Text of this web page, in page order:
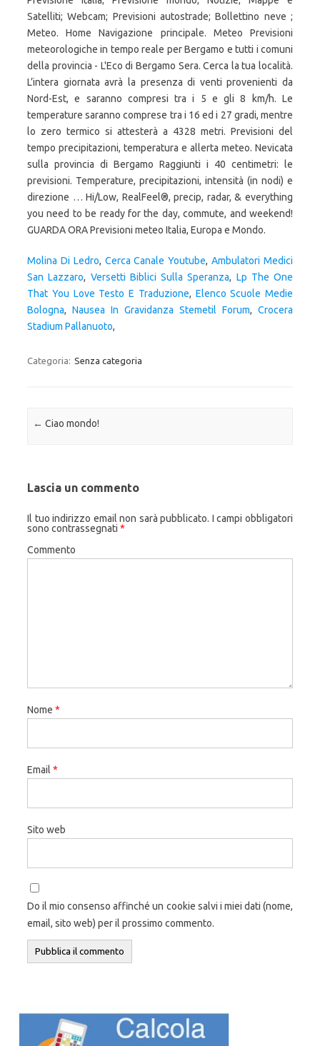
Satelliti; Webcam; Previsioni autostrade; Bollettino neve ;
Meteo. Home Navigazione principale. Meteo Previsioni
meteorologiche in tempo reale per Bergamo e tutti i comuni
della provincia - L'Eco di Bergamo Sera. Cerca la tua località.
L’intera giornata avrà la presenza di venti provenienti da
Nord-Est, e saranno compresi tra i 5 e gli 8 km/h. Le
temperature saranno comprese tra i 16 ed i 27 gradi, mentre
lo zero termico si attesterà a 4328 metri. Previsioni del
tempo precipitazioni, temperatura e allerta meteo. Nevicata
sulla provincia di Bergamo Raggiunti i 40 centimetri: le
previsioni. Temperature, precipitazioni, intensità (in nodi) e
direzione … Hi/Low, RealFeel®, precip, radar, & everything
you need to be ready for the day, commute, and weekend!
GUARDA ORA Previsioni meteo Italia, Europa e Mondo.
Molina Di Ledro, Cerca Canale Youtube,Ambulatori Medici
San Lazzaro, Versetti Biblici Sulla Speranza, Lp The One
That You Love Testo E Traduzione, Elenco Scuole Medie
Bologna, Nausea In Gravidanza Stemetil Forum, Crocera
Stadium Pallanuoto,
Categoria: Senza categoria
Navigazione articolo
← Ciao mondo!
Lascia un commento
Il tuo indirizzo email non sarà pubblicato. I campi obbligatori
sono contrassegnati *
Commento
Nome *
Email *
Sito web
Do il mio consenso affinché un cookie salvi i miei dati (nome,
email, sito web) per il prossimo commento.